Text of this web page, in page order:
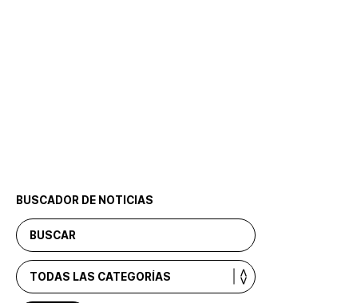
BUSCADOR DE NOTICIAS